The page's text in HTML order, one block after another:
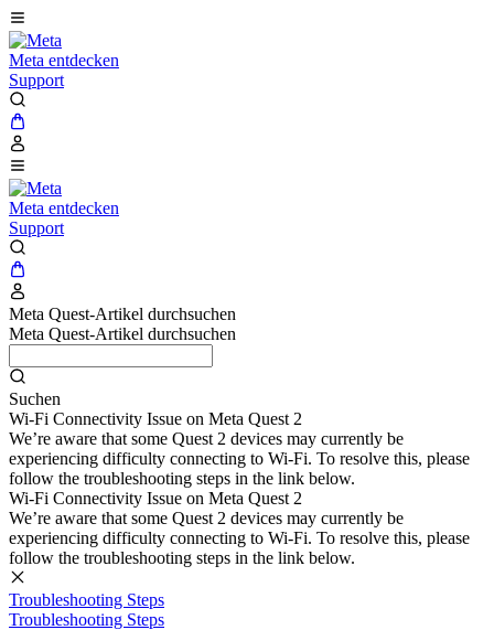
Meta entdecken
Support
Meta entdecken
Support
Meta Quest-Artikel durchsuchen
Meta Quest-Artikel durchsuchen
Suchen
Wi-Fi Connectivity Issue on Meta Quest 2
We’re aware that some Quest 2 devices may currently be
experiencing difficulty connecting to Wi-Fi. To resolve this, please
follow the troubleshooting steps in the link below.
Wi-Fi Connectivity Issue on Meta Quest 2
We’re aware that some Quest 2 devices may currently be
experiencing difficulty connecting to Wi-Fi. To resolve this, please
follow the troubleshooting steps in the link below.
Troubleshooting Steps
Troubleshooting Steps